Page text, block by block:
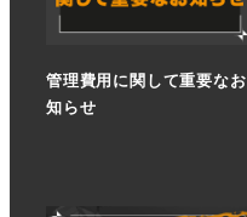
管理費用に関して重要なお
知らせ